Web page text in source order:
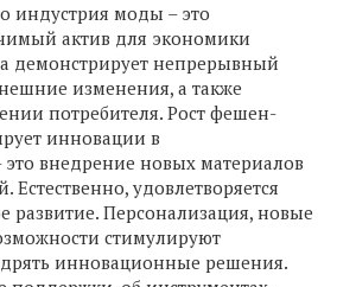
индустрия моды – это
актив для экономики
демонстрирует непрерывный
изменения, а также
потребителя. Рост фешен-
инновации в
внедрение новых материалов
Естественно, удовлетворяется
развитие. Персонализация, новые
стимулируют
инновационные решения.